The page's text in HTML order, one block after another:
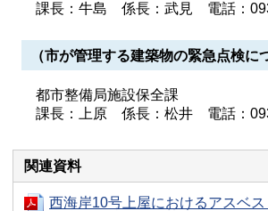
課長：牛島 係長：武見 電話：
（市が管理する建築物の緊急点検に
都市整備局施設保全課
課長：上原 係長：松井 電話：
関連資料
西海岸10号上屋におけるアスベ